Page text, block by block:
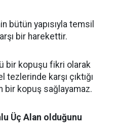
bütün yapısıyla temsil
bir harekettir.
bir kopuşu fikri olarak
karşı çıktığı
kopuş sağlayamaz.
Üç Alan olduğunu